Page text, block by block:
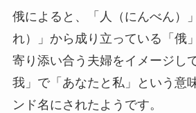
俄によると、「人（にんべん）
れ）」から成り立っている「俄
寄り添い合う夫婦をイメージし
我」で「あなたと私」という意
ンド名にされたようです。